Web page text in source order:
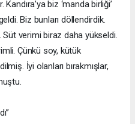
biz ‘manda birliği’
Biz bunları döllendirdik.
Süt verimi biraz daha yükseldi.
Çünkü soy, kütük
İyi olanları bırakmışlar,